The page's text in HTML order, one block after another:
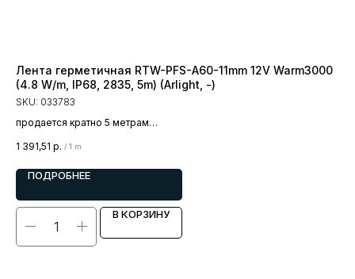
Лента герметичная RTW-PFS-A60-11mm 12V Warm3000
(4.8 W/m, IP68, 2835, 5m) (Arlight, -)
SKU: 033783
продается кратно 5 метрам
1 391,51 р. / 1 m
ПОДРОБНЕЕ
В КОРЗИНУ